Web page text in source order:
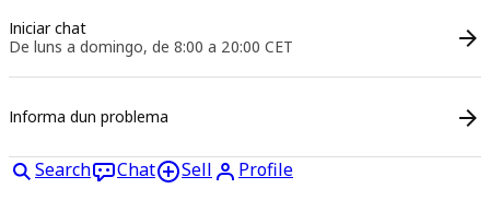
Iniciar chat
De luns a domingo, de 8:00 a 20:00 CET
Informa dun problema
Search Chat Sell Profile